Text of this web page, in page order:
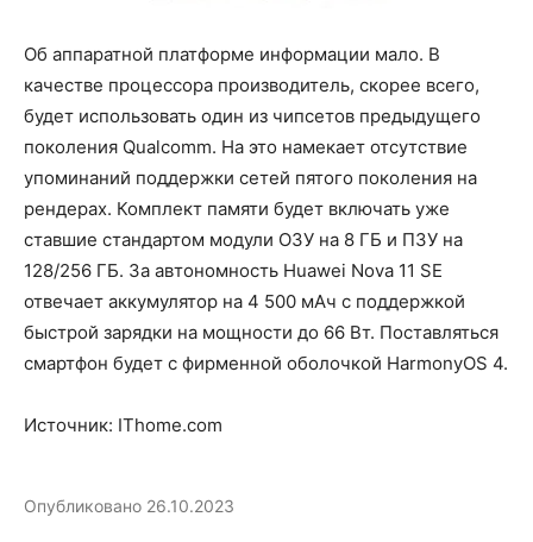
Об аппаратной платформе информации мало. В
качестве процессора производитель, скорее всего,
будет использовать один из чипсетов предыдущего
поколения Qualcomm. На это намекает отсутствие
упоминаний поддержки сетей пятого поколения на
рендерах. Комплект памяти будет включать уже
ставшие стандартом модули ОЗУ на 8 ГБ и ПЗУ на
128/256 ГБ. За автономность Huawei Nova 11 SE
отвечает аккумулятор на 4 500 мАч с поддержкой
быстрой зарядки на мощности до 66 Вт. Поставляться
смартфон будет с фирменной оболочкой HarmonyOS 4.
Источник: IThome.com
Опубликовано 26.10.2023